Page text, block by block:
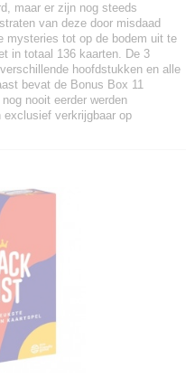
maar er zijn nog steeds
van deze door misdaad
mysteries tot op de bodem uit te
in totaal 136 kaarten. De 3
hoofdstukken en alle
bevat de Bonus Box 11
nooit eerder werden
exclusief verkrijgbaar op